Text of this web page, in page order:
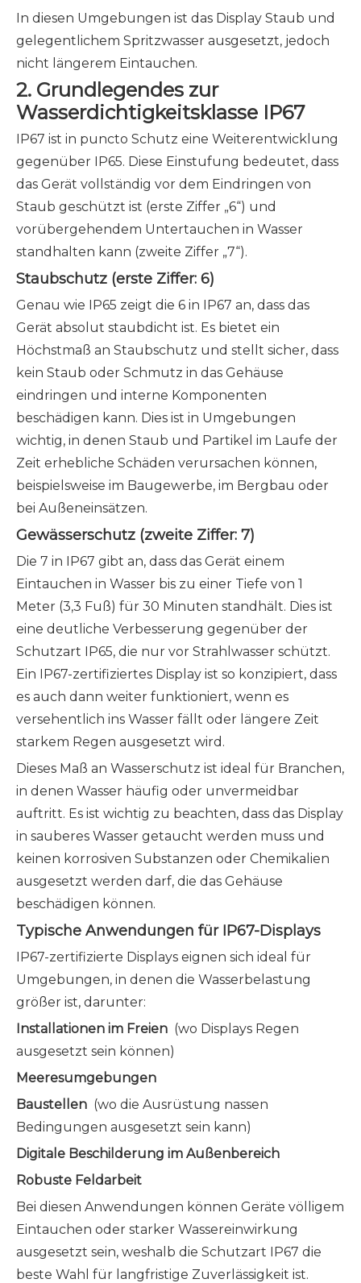
In diesen Umgebungen ist das Display Staub und
gelegentlichem Spritzwasser ausgesetzt, jedoch
nicht längerem Eintauchen.
2. Grundlegendes zur
Wasserdichtigkeitsklasse IP67
IP67 ist in puncto Schutz eine Weiterentwicklung
gegenüber IP65. Diese Einstufung bedeutet, dass
das Gerät vollständig vor dem Eindringen von
Staub geschützt ist (erste Ziffer „6“) und
vorübergehendem Untertauchen in Wasser
standhalten kann (zweite Ziffer „7“).
Staubschutz (erste Ziffer: 6)
Genau wie IP65 zeigt die 6 in IP67 an, dass das
Gerät absolut staubdicht ist. Es bietet ein
Höchstmaß an Staubschutz und stellt sicher, dass
kein Staub oder Schmutz in das Gehäuse
eindringen und interne Komponenten
beschädigen kann. Dies ist in Umgebungen
wichtig, in denen Staub und Partikel im Laufe der
Zeit erhebliche Schäden verursachen können,
beispielsweise im Baugewerbe, im Bergbau oder
bei Außeneinsätzen.
Gewässerschutz (zweite Ziffer: 7)
Die 7 in IP67 gibt an, dass das Gerät einem
Eintauchen in Wasser bis zu einer Tiefe von 1
Meter (3,3 Fuß) für 30 Minuten standhält. Dies ist
eine deutliche Verbesserung gegenüber der
Schutzart IP65, die nur vor Strahlwasser schützt.
Ein IP67-zertifiziertes Display ist so konzipiert, dass
es auch dann weiter funktioniert, wenn es
versehentlich ins Wasser fällt oder längere Zeit
starkem Regen ausgesetzt wird.
Dieses Maß an Wasserschutz ist ideal für Branchen,
in denen Wasser häufig oder unvermeidbar
auftritt. Es ist wichtig zu beachten, dass das Display
in sauberes Wasser getaucht werden muss und
keinen korrosiven Substanzen oder Chemikalien
ausgesetzt werden darf, die das Gehäuse
beschädigen können.
Typische Anwendungen für IP67-Displays
IP67-zertifizierte Displays eignen sich ideal für
Umgebungen, in denen die Wasserbelastung
größer ist, darunter:
Installationen im Freien (wo Displays Regen
ausgesetzt sein können)
Meeresumgebungen
Baustellen (wo die Ausrüstung nassen
Bedingungen ausgesetzt sein kann)
Digitale Beschilderung im Außenbereich
Robuste Feldarbeit
Bei diesen Anwendungen können Geräte völligem
Eintauchen oder starker Wassereinwirkung
ausgesetzt sein, weshalb die Schutzart IP67 die
beste Wahl für langfristige Zuverlässigkeit ist.